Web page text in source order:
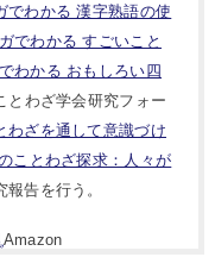
でわかる 漢字熟語の使
でわかる すごいこと
わかる おもしろい四
とわざ学会研究フォー
わざを通して意識づけ
ことわざ探求：人々が
告を行う。